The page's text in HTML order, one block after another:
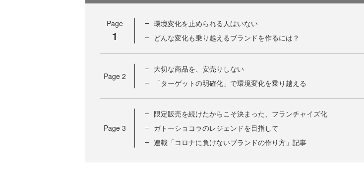
Page
1
環境変化を止められる人はいない
どんな変化も乗り越えるブランドを作るには？
Page 2
大切な商品を、安売りしない
「ターゲットの明確化」で環境変化を乗り越える
Page 3
限定販売を続けたからこそ決まった、フランチャイズ化
ガトーショコラのレジェンドを目指して
連載「コロナに負けないブランドの作り方」記事